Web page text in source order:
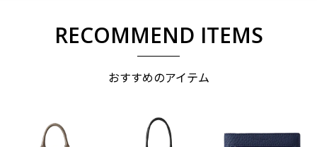
RECOMMEND ITEMS
おすすめのアイテム